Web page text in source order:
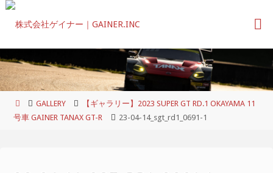
コ
ツ
へ
ホ
ー
GALLERY
【ギャラリー】2023 SUPER GT RD.1 OKAYAMA 11
号車 GAINER TANAX GT-R
23-04-14_sgt_rd1_0691-1